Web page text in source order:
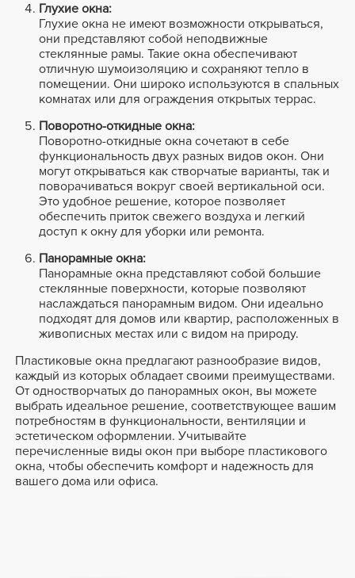
Глухие окна:
Глухие окна не имеют возможности открываться,
они представляют собой неподвижные
стеклянные рамы. Такие окна обеспечивают
отличную шумоизоляцию и сохраняют тепло в
помещении. Они широко используются в спальных
комнатах или для ограждения открытых террас.
Поворотно-откидные окна:
Поворотно-откидные окна сочетают в себе
функциональность двух разных видов окон. Они
могут открываться как створчатые варианты, так и
поворачиваться вокруг своей вертикальной оси.
Это удобное решение, которое позволяет
обеспечить приток свежего воздуха и легкий
доступ к окну для уборки или ремонта.
Панорамные окна:
Панорамные окна представляют собой большие
стеклянные поверхности, которые позволяют
наслаждаться панорамным видом. Они идеально
подходят для домов или квартир, расположенных в
живописных местах или с видом на природу.
Пластиковые окна предлагают разнообразие видов,
каждый из которых обладает своими преимуществами.
От одностворчатых до панорамных окон, вы можете
выбрать идеальное решение, соответствующее вашим
потребностям в функциональности, вентиляции и
эстетическом оформлении. Учитывайте
перечисленные виды окон при выборе пластикового
окна, чтобы обеспечить комфорт и надежность для
вашего дома или офиса.